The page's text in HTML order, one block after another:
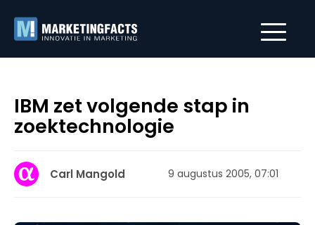
IBM zet volgende stap in
zoektechnologie
Carl Mangold 9 augustus 2005, 07:01